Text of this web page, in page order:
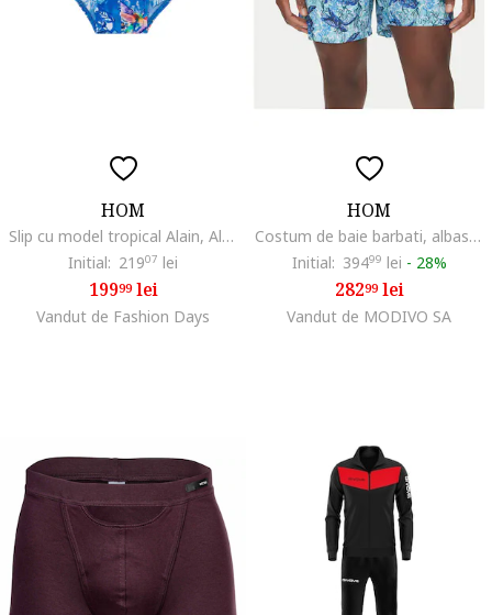
HOM
Slip cu model tropical Alain, Albastru
Initial: 21907 lei
19999lei
Vandut de Fashion Days
HOM
Costum de baie barbati, albastru
Initial: 39499 lei - 28%
28299lei
Vandut de MODIVO SA